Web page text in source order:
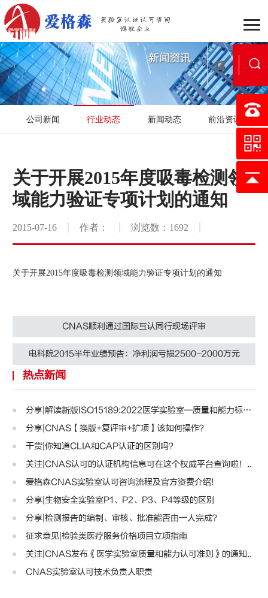
企业介绍 组织架构
医学实
认可流程 合作流程
行业案例 区域案例
映月书屋
公司新闻 行业动态 新闻动态 前沿资讯
关于开展2015年度吸毒检测领
域能力验证专项计划的通知
2015-07-16 作者： 浏览数：1692
关于开展2015年度吸毒检测领域能力验证专项计划的通知
CNAS顺利通过国际互认同行现场评审
电科院2015半年业绩预告：净利润亏损2500-2000万元
热点新闻
分享|解读新版ISO15189:2022医学实验室—质量和能力标准..
分享|CNAS【换版+复评审+扩项】该如何操作？
干货|你知道CLIA和CAP认证的区别吗？
关注|CNAS认可的认证机构信息可在这个权威平台查询啦！..
爱格森CNAS实验室认可咨询流程及官方资费介绍!
分享|生物安全实验室P1、P2、P3、P4等级的区别
分享|检测报告的编制、审核、批准能否由一人完成？
征求意见|检验类医疗服务价格项目立项指南
关注|CNAS发布《医学实验室质量和能力认可准则》的通知..
CNAS实验室认可技术负责人职责